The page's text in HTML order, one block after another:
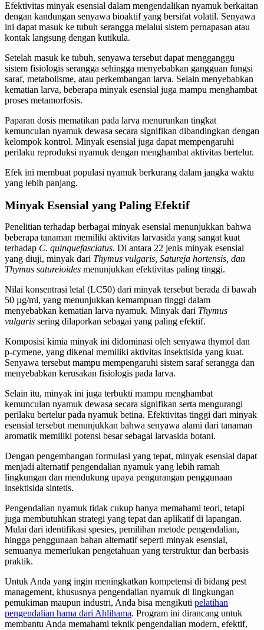
Efektivitas minyak esensial dalam mengendalikan nyamuk berkaitan
dengan kandungan senyawa bioaktif yang bersifat volatil. Senyawa
ini dapat masuk ke tubuh serangga melalui sistem pernapasan atau
kontak langsung dengan kutikula.
Setelah masuk ke tubuh, senyawa tersebut dapat mengganggu
sistem fisiologis serangga sehingga menyebabkan gangguan fungsi
saraf, metabolisme, atau perkembangan larva. Selain menyebabkan
kematian larva, beberapa minyak esensial juga mampu menghambat
proses metamorfosis.
Paparan dosis mematikan pada larva menurunkan tingkat
kemunculan nyamuk dewasa secara signifikan dibandingkan dengan
kelompok kontrol. Minyak esensial juga dapat mempengaruhi
perilaku reproduksi nyamuk dengan menghambat aktivitas bertelur.
Efek ini membuat populasi nyamuk berkurang dalam jangka waktu
yang lebih panjang.
Minyak Esensial yang Paling Efektif
Penelitian terhadap berbagai minyak esensial menunjukkan bahwa
beberapa tanaman memiliki aktivitas larvasida yang sangat kuat
terhadap C. quinquefasciatus. Di antara 22 jenis minyak esensial
yang diuji, minyak dari Thymus vulgaris, Satureja hortensis, dan
Thymus satureioides menunjukkan efektivitas paling tinggi.
Nilai konsentrasi letal (LC50) dari minyak tersebut berada di bawah
50 µg/ml, yang menunjukkan kemampuan tinggi dalam
menyebabkan kematian larva nyamuk. Minyak dari Thymus
vulgaris sering dilaporkan sebagai yang paling efektif.
Komposisi kimia minyak ini didominasi oleh senyawa thymol dan
p-cymene, yang dikenal memiliki aktivitas insektisida yang kuat.
Senyawa tersebut mampu mempengaruhi sistem saraf serangga dan
menyebabkan kerusakan fisiologis pada larva.
Selain itu, minyak ini juga terbukti mampu menghambat
kemunculan nyamuk dewasa secara signifikan serta mengurangi
perilaku bertelur pada nyamuk betina. Efektivitas tinggi dari minyak
esensial tersebut menunjukkan bahwa senyawa alami dari tanaman
aromatik memiliki potensi besar sebagai larvasida botani.
Dengan pengembangan formulasi yang tepat, minyak esensial dapat
menjadi alternatif pengendalian nyamuk yang lebih ramah
lingkungan dan mendukung upaya pengurangan penggunaan
insektisida sintetis.
Pengendalian nyamuk tidak cukup hanya memahami teori, tetapi
juga membutuhkan strategi yang tepat dan aplikatif di lapangan.
Mulai dari identifikasi spesies, pemilihan metode pengendalian,
hingga penggunaan bahan alternatif seperti minyak esensial,
semuanya memerlukan pengetahuan yang terstruktur dan berbasis
praktik.
Untuk Anda yang ingin meningkatkan kompetensi di bidang pest
management, khususnya pengendalian nyamuk di lingkungan
pemukiman maupun industri, Anda bisa mengikuti pelatihan
pengendalian hama dari Ahlihama. Program ini dirancang untuk
membantu Anda memahami teknik pengendalian modern, efektif,